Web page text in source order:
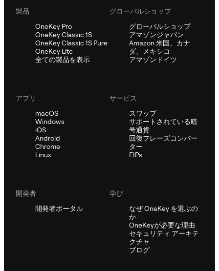
製品
OneKey Pro
OneKey Classic 1S
OneKey Classic 1S Pure
OneKey Lite
全ての製品を表示
グローバルショップ
グローバルショップ
アマゾンジャパン
Amazon 米国、カナ
ダ、メキシコ
アマゾンドイツ
アプリ
macOS
Windows
iOS
Android
Chrome
Linux
サービス
スワップ
サポートされている暗
号通貨
回復フレーズコンバー
ター
EIPs
開発者
開発者ポータル
学び
なぜ OneKey を選ぶの
か
OneKeyが必要な理由
セキュリティ アーキテ
クチャ
ブログ